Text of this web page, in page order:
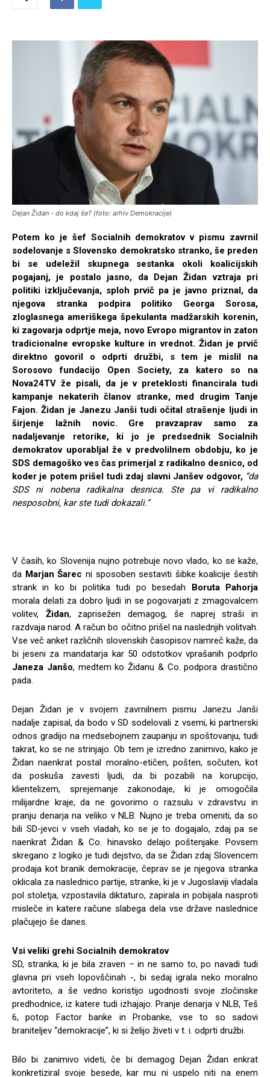
Dejan Židan - do kdaj še? (foto: arhiv Demokracije)
Potem ko je šef Socialnih demokratov v pismu zavrnil
sodelovanje s Slovensko demokratsko stranko, še preden
bi se udeležil skupnega sestanka okoli koalicijskih
pogajanj, je postalo jasno, da Dejan Židan vztraja pri
politiki izključevanja, sploh prvič pa je javno priznal, da
njegova stranka podpira politiko Georga Sorosa,
zloglasnega ameriškega špekulanta madžarskih korenin,
ki zagovarja odprtje meja, novo Evropo migrantov in zaton
tradicionalne evropske kulture in vrednot. Židan je prvič
direktno govoril o odprti družbi, s tem je mislil na
Sorosovo fundacijo Open Society, za katero so na
Nova24TV že pisali, da je v preteklosti financirala tudi
kampanje nekaterih članov stranke, med drugim Tanje
Fajon. Židan je Janezu Janši tudi očital strašenje ljudi in
širjenje lažnih novic. Gre pravzaprav samo za
nadaljevanje retorike, ki jo je predsednik Socialnih
demokratov uporabljal že v predvolilnem obdobju, ko je
SDS demagoško ves čas primerjal z radikalno desnico, od
koder je potem prišel tudi zdaj slavni Janšev odgovor, “da
SDS ni nobena radikalna desnica. Ste pa vi radikalno
nesposobni, kar ste tudi dokazali.”
V časih, ko Slovenija nujno potrebuje novo vlado, ko se kaže,
da Marjan Šarec ni sposoben sestaviti šibke koalicije šestih
strank in ko bi politika tudi po besedah
Boruta Pahorja
morala delati za dobro ljudi in se pogovarjati z zmagovalcem
volitev, Židan, zaprisežen demagog, še naprej straši in
razdvaja narod. A račun bo očitno prišel na naslednjih volitvah.
Vse več anket različnih slovenskih časopisov namreč kaže, da
bi jeseni za mandatarja kar 50 odstotkov vprašanih podprlo
Janeza Janšo, medtem ko Židanu & Co. podpora drastično
pada.
Dejan Židan je v svojem zavrnilnem pismu Janezu Janši
nadalje zapisal, da bodo v SD sodelovali z vsemi, ki partnerski
odnos gradijo na medsebojnem zaupanju in spoštovanju, tudi
takrat, ko se ne strinjajo. Ob tem je izredno zanimivo, kako je
Židan naenkrat postal moralno-etičen, pošten, sočuten, kot
da poskuša zavesti ljudi, da bi pozabili na korupcijo,
klientelizem, sprejemanje zakonodaje, ki je omogočila
milijardne kraje, da ne govorimo o razsulu v zdravstvu in
pranju denarja na veliko v NLB. Nujno je treba omeniti, da so
bili SD-jevci v vseh vladah, ko se je to dogajalo, zdaj pa se
naenkrat Židan & Co. hinavsko delajo poštenjake. Povsem
skregano z logiko je tudi dejstvo, da se Židan zdaj Slovencem
prodaja kot branik demokracije, čeprav se je njegova stranka
oklicala za naslednico partije, stranke, ki je v Jugoslaviji vladala
pol stoletja, vzpostavila diktaturo, zapirala in pobijala nasproti
misleče in katere račune slabega dela vse države naslednice
plačujejo še danes.
Vsi veliki grehi Socialnih demokratov
SD, stranka, ki je bila zraven – in ne samo to, po navadi tudi
glavna pri vseh lopovščinah -, bi sedaj igrala neko moralno
avtoriteto, a še vedno koristijo ugodnosti svoje zločinske
predhodnice, iz katere tudi izhajajo. Pranje denarja v NLB, Teš
6, potop Factor banke in Probanke, vse to so sadovi
braniteljev “demokracije”, ki si želijo živeti v t. i. odprti družbi.
Bilo bi zanimivo videti, če bi demagog Dejan Židan enkrat
konkretiziral svoje besede, kar mu ni uspelo niti na enem